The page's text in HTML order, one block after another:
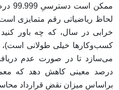
خرابی در سال، که چه باور
کسب‌وکارها خیلی طولانی
می‌سازد تا در صورت عدم
درصد معینی کاهش دهد که
براساس میزان نقض قرارداد